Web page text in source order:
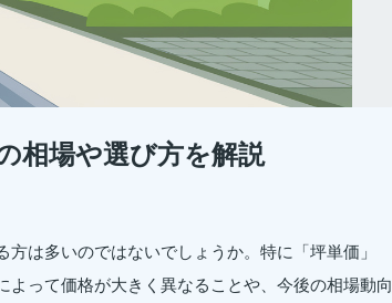
相場や選び方を解説
は多いのではないでしょうか。特に「坪単価」
って価格が大きく異なることや、今後の相場動向